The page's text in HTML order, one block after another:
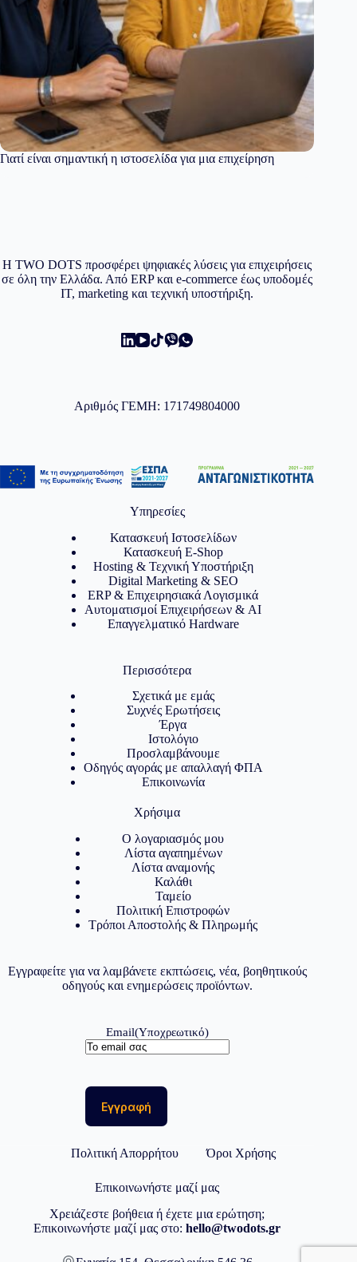
Γιατί είναι σημαντική η ιστοσελίδα για μια επιχείρηση
Η TWO DOTS προσφέρει ψηφιακές λύσεις για επιχειρήσεις
σε όλη την Ελλάδα. Από ERP και e-commerce έως υποδομές
IT, marketing και τεχνική υποστήριξη.
Αριθμός ΓΕΜΗ: 171749804000
Υπηρεσίες
Κατασκευή Ιστοσελίδων
Κατασκευή E-Shop
Hosting & Τεχνική Υποστήριξη
Digital Marketing & SEO
ERP & Επιχειρησιακά Λογισμικά
Αυτοματισμοί Επιχειρήσεων & AI
Επαγγελματικό Hardware
Περισσότερα
Σχετικά με εμάς
Συχνές Ερωτήσεις
Έργα
Ιστολόγιο
Προσλαμβάνουμε
Οδηγός αγοράς με απαλλαγή ΦΠΑ
Επικοινωνία
Χρήσιμα
Ο λογαριασμός μου
Λίστα αγαπημένων
Λίστα αναμονής
Καλάθι
Ταμείο
Πολιτική Επιστροφών
Τρόποι Αποστολής & Πληρωμής
Εγγραφείτε για να λαμβάνετε εκπτώσεις, νέα, βοηθητικούς
οδηγούς και ενημερώσεις προϊόντων.
Email(Υποχρεωτικό)
Πολιτική Απορρήτου Όροι Χρήσης
Επικοινωνήστε μαζί μας
Χρειάζεστε βοήθεια ή έχετε μια ερώτηση;
Επικοινωνήστε μαζί μας στο:hello@twodots.gr